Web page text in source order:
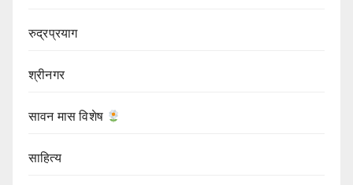
रुद्रप्रयाग
श्रीनगर
सावन मास विशेष
साहित्य